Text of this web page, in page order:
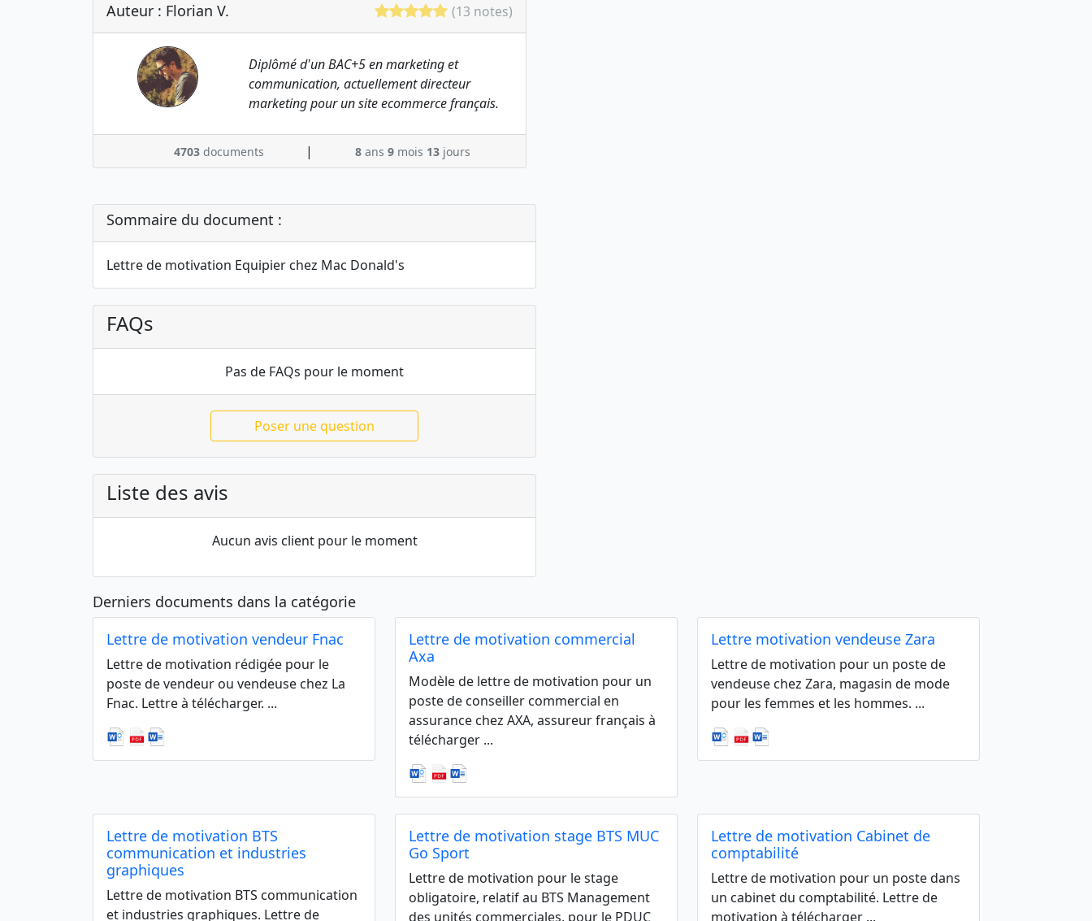
Auteur : Florian V. (13 notes)
Diplômé d'un BAC+5 en marketing et
communication, actuellement directeur
marketing pour un site ecommerce français.
4703 documents | 8ans 9mois 13jours
Sommaire du document :
Lettre de motivation Equipier chez Mac Donald's
FAQs
Pas de FAQs pour le moment
Poser une question
Liste des avis
Aucun avis client pour le moment
Derniers documents dans la catégorie
Lettre de motivation vendeur Fnac
Lettre de motivation rédigée pour le
poste de vendeur ou vendeuse chez La
Fnac. Lettre à télécharger. ...
Lettre de motivation commercial
Axa
Modèle de lettre de motivation pour un
poste de conseiller commercial en
assurance chez AXA, assureur français à
télécharger ...
Lettre motivation vendeuse Zara
Lettre de motivation pour un poste de
vendeuse chez Zara, magasin de mode
pour les femmes et les hommes. ...
Lettre de motivation BTS
communication et industries
graphiques
Lettre de motivation BTS communication
et industries graphiques. Lettre de
Lettre de motivation stage BTS MUC
Go Sport
Lettre de motivation pour le stage
obligatoire, relatif au BTS Management
des unités commerciales, pour le PDUC
Lettre de motivation Cabinet de
comptabilité
Lettre de motivation pour un poste dans
un cabinet du comptabilité. Lettre de
motivation à télécharger ...